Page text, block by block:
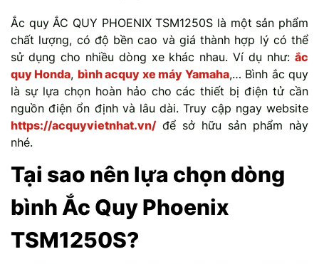
Ắc quy ẮC QUY PHOENIX TSM1250S là một sản phẩm
chất lượng, có độ bền cao và giá thành hợp lý có thể
sử dụng cho nhiều dòng xe khác nhau. Ví dụ như: ắc
quy Honda, bình acquy xe máy Yamaha,… Bình ắc quy
là sự lựa chọn hoàn hảo cho các thiết bị điện tử cần
nguồn điện ổn định và lâu dài. Truy cập ngay website
https://acquyvietnhat.vn/ để sở hữu sản phẩm này
nhé.
Tại sao nên lựa chọn dòng
bình Ắc Quy Phoenix
TSM1250S?